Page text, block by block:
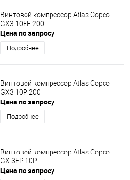
Винтовой компрессор Atlas Copco
GX3 10FF 200
Цена по запросу
Подробнее
Винтовой компрессор Atlas Copco
GX3 10P 200
Цена по запросу
Подробнее
Винтовой компрессор Atlas Copco
GX 3EP 10P
Цена по запросу